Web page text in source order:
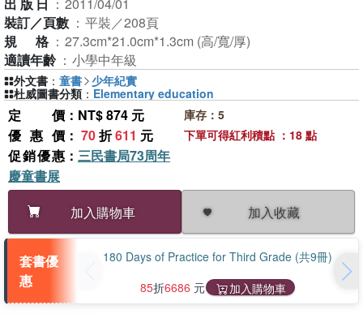
裝訂／頁數 ： 平裝／208頁
規格 ： 27.3cm*21.0cm*1.3cm (高/寬/厚)
適讀年齡 ： 小學中年級
定價 ：NT$ 874 元
優惠價 ： 70折611 元
促銷優惠 ： 三民書局73周年
慶童書展
加入購物車
加入收藏
庫存：5
下單可得紅利積點 ：18 點
套書優
惠
180 Days of Practice for Third Grade (共9冊)
85折6686 元 加入購物車
外文書 ： 童書
少年紀實
杜威圖書分類 ： Elementary education